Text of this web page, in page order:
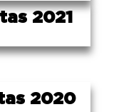
2021
2020